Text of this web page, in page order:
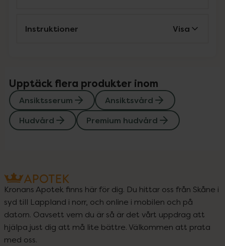
Instruktioner Visa
Upptäck flera produkter inom
Ansiktsserum
Ansiktsvård
Hudvård
Premium hudvård
Kronans Apotek finns här för dig. Du hittar oss från Skåne i
syd till Lappland i norr, och online i mobilen och på
datorn. Oavsett vem du är så är det vårt uppdrag att
hjälpa just dig att må lite bättre. Välkommen att prata
med oss.